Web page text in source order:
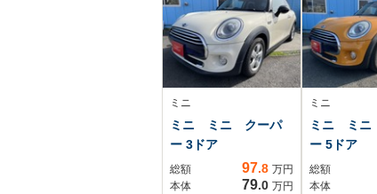
ミニ
ミニ ミニ クーパ
ー 3ドア
総額 97.8 万円
本体
79.0 万円
ミニ
ミニ ミ
ー 5ドア
総額
本体